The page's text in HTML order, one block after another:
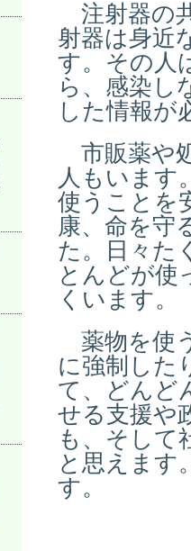
注射器の
射器は身近
す。その人
ら、感染し
した情報が
市販薬や
人もいます
使うことを
康、命を守
た。日々た
とんどが使
くいます。
薬物を使
に強制した
て、どんど
せる支援や
も、そして
と思えます
す。